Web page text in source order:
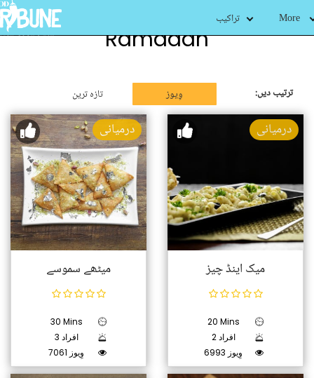
تراکیب More
Ramadan
ترتیب دیں: تازہ ترین وِیوز
درمیانی
میٹھے سموسے
30 Mins
3 افراد
7061 وِیوز
درمیانی
میک اینڈ چیز
20 Mins
2 افراد
6993 وِیوز